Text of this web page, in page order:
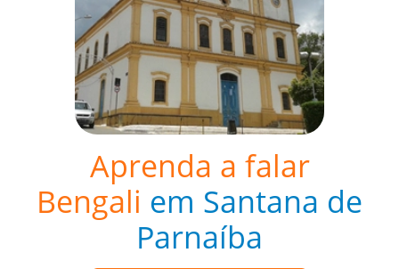
Aprenda a falar
Bengali em Santana de
Parnaíba